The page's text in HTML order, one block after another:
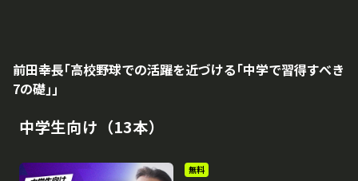
前田幸長｢高校野球での活躍を近づける｢中学で習得すべき
7の礎｣｣
中学生向け（13本）
無料